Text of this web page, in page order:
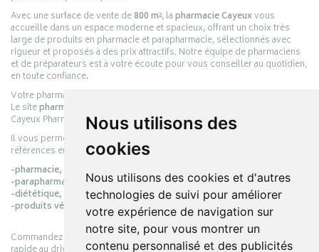
Nous utilisons des
cookies
Nous utilisons des cookies et d'autres
technologies de suivi pour améliorer
votre expérience de navigation sur
notre site, pour vous montrer un
contenu personnalisé et des publicités
Avec une surface de vente de800 m², lapharmacie Cayeuxvous
accueille dans un espace moderne et spacieux, offrant un choix très
large de produits en pharmacie et parapharmacie, sélectionnés avec
rigueur et proposés à des prix attractifs. Notre équipe de pharmaciens
et de préparateurs est à votre écoute pour vous conseiller au quotidien,
en toute confiance.
Votre pharmacie en ligne :
Le sitepharmacie-cayeux.fr
Cayeux Pharmabest Berck-sur-Mer – Rang-du-Fliers.
Il vous permet de réaliser vos achats en ligne parmi des milliers de
références en :
-pharmacie,
-parapharmacie,
-diététique,
-produits vétérinaires.
Commandez simplement vos produits en ligne et choisissez le retrait